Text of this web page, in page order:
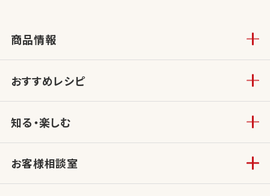
商品情報
おすすめレシピ
知る・楽しむ
お客様相談室